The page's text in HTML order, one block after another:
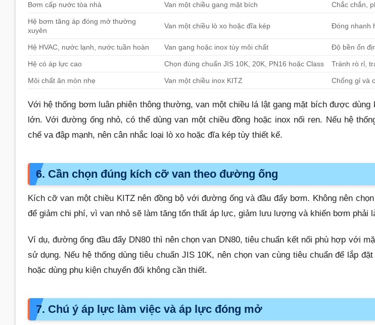
Bơm cấp nước tòa nhà Van một chiều gang mặt bích Chắc chắn,
Hệ bơm tăng áp đóng mở thường
xuyên
Van một chiều lò xo hoặc đĩa kép Đóng nhanh
Hệ HVAC, nước lạnh, nước tuần hoàn Van gang hoặc inox tùy môi chất Độ bền ổn
Hệ có áp lực cao Chọn đúng chuẩn JIS 10K, 20K, PN16 hoặc Class Tránh rò rỉ,
Môi chất ăn mòn nhẹ Van một chiều inox KITZ Chống gỉ và
Với hệ thống bơm luân phiên thông thường, van một chiều lá lật gang mặt bích được dùng
lớn. Với đường ống nhỏ, có thể dùng van một chiều đồng hoặc inox nối ren. Nếu hệ
chế va đập mạnh, nên cân nhắc loại lò xo hoặc đĩa kép tùy thiết kế.
6. Cần chọn đúng kích cỡ van theo đường ống
Kích cỡ van một chiều KITZ nên đồng bộ với đường ống và đầu đẩy bơm. Không nên
để giảm chi phí, vì van nhỏ sẽ làm tăng tổn thất áp lực, giảm lưu lượng và khiến bơm phải
Ví dụ, đường ống đầu đẩy DN80 thì nên chọn van DN80, tiêu chuẩn kết nối phù hợp với
sử dụng. Nếu hệ thống dùng tiêu chuẩn JIS 10K, nên chọn van cùng tiêu chuẩn để lắp
hoặc dùng phụ kiện chuyển đổi không cần thiết.
7. Chú ý áp lực làm việc và áp lực đóng mở